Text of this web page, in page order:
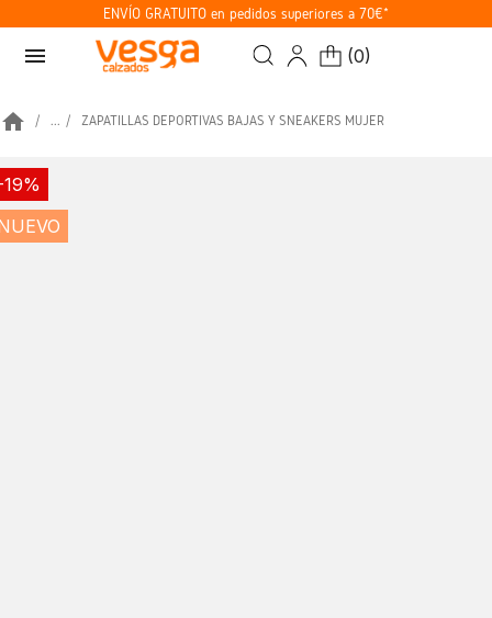
ENVÍO GRATUITO en pedidos superiores a 70€*
menu (0)
home ... ZAPATILLAS DEPORTIVAS BAJAS Y SNEAKERS MUJER